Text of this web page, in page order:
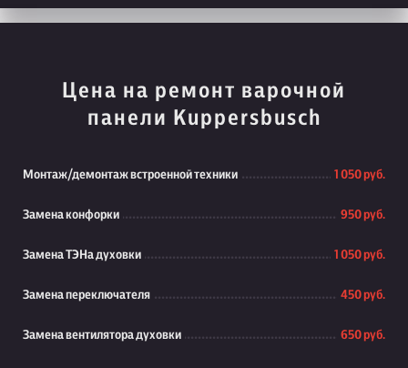
Цена на ремонт варочной
панели Kuppersbusch
Монтаж/демонтаж встроенной техники 1 050 руб.
Замена конфорки 950 руб.
Замена ТЭНа духовки 1 050 руб.
Замена переключателя 450 руб.
Замена вентилятора духовки 650 руб.